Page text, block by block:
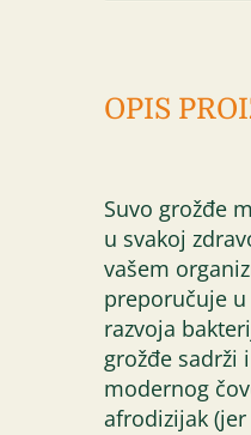
OPIS
Suvo grožđe
u svakoj
vašem
preporučuje
razvoja
grožđe sadrži
modernog
afrodizijak